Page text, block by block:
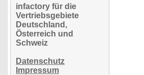
infactory für die
Vertriebsgebiete
Deutschland,
Österreich und
Schweiz
Datenschutz
Impressum